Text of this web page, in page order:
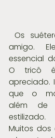
Os suéteres são o seu melhor
amigo.
essencial
O tricô
apreciado.
que o
além de
estilizado.
Muitos dos